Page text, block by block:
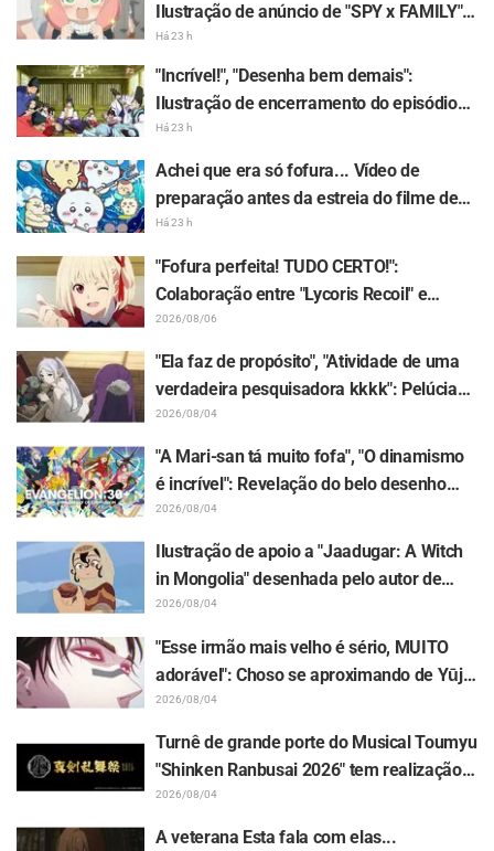
Ilustração de anúncio de "SPY x FAMILY"
rende comentários: "A Anya tá derretendo
kkkk"
Há 23 h
"Incrível!", "Desenha bem demais":
Ilustração de encerramento do episódio
13 feita por Asaki Yuikawa, dubladora do
protagonista de "The Elusive Samurai",
recebe chuva de elogios
Há 23 h
Achei que era só fofura... Vídeo de
preparação antes da estreia do filme de
"Chiikawa" gera surpresa com contraste:
"Muito mais severo do que eu imaginava",
"Só fala sobre trabalho"
Há 23 h
"Fofura perfeita! TUDO CERTO!":
Colaboração entre "Lycoris Recoil" e
Kumamine, criador do "Shigoto Neko",
gera onda de respostas "TUDO CERTO!"
2026/08/06
"Ela faz de propósito", "Atividade de uma
verdadeira pesquisadora kkkk": Pelúcia
de Frieren presa em um Mimic em
exposição gera enxurrada de piadas em
"Frieren e a Jornada Para o Além"
2026/08/04
"A Mari-san tá muito fofa", "O dinamismo
é incrível": Revelação do belo desenho
das três garotas em trajes Plugsuit por
Hidenori Matsubara em "Evangelion" gera
repercussão
2026/08/04
Ilustração de apoio a "Jaadugar: A Witch
in Mongolia" desenhada pelo autor de
"Yowamushi Pedal" deixa fãs radiantes: "É
isso que acontece quando a pessoa com o
traço mais diferente desenha"
2026/08/04
"Esse irmão mais velho é sério, MUITO
adorável": Choso se aproximando de Yūji
Itadori em ilustração inédita da exposição
de "Jujutsu Kaisen" deixa fãs
enlouquecidos
2026/08/04
Turnê de grande porte do Musical Toumyu
"Shinken Ranbusai 2026" tem realização
confirmada em 8 cidades do Japão a
2026/08/04
A veterana Esta fala com elas...